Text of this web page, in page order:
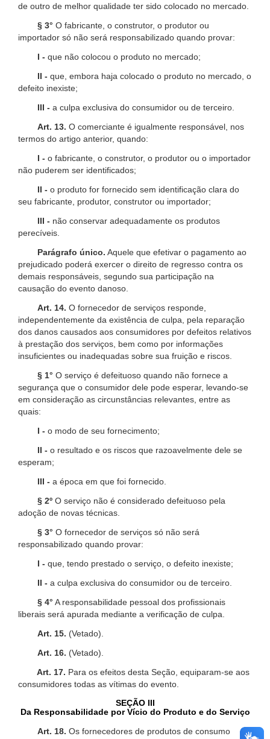
de outro de melhor qualidade ter sido colocado no mercado.
§ 3° O fabricante, o construtor, o produtor ou
importador só não será responsabilizado quando provar:
I - que não colocou o produto no mercado;
II - que, embora haja colocado o produto no mercado, o
defeito inexiste;
III - a culpa exclusiva do consumidor ou de terceiro.
Art. 13. O comerciante é igualmente responsável, nos
termos do artigo anterior, quando:
I - o fabricante, o construtor, o produtor ou o importador
não puderem ser identificados;
II - o produto for fornecido sem identificação clara do
seu fabricante, produtor, construtor ou importador;
III - não conservar adequadamente os produtos
perecíveis.
Parágrafo único. Aquele que efetivar o pagamento ao
prejudicado poderá exercer o direito de regresso contra os
demais responsáveis, segundo sua participação na
causação do evento danoso.
Art. 14. O fornecedor de serviços responde,
independentemente da existência de culpa, pela reparação
dos danos causados aos consumidores por defeitos relativos
à prestação dos serviços, bem como por informações
insuficientes ou inadequadas sobre sua fruição e riscos.
§ 1° O serviço é defeituoso quando não fornece a
segurança que o consumidor dele pode esperar, levando-se
em consideração as circunstâncias relevantes, entre as
quais:
I - o modo de seu fornecimento;
II - o resultado e os riscos que razoavelmente dele se
esperam;
III - a época em que foi fornecido.
§ 2º O serviço não é considerado defeituoso pela
adoção de novas técnicas.
§ 3° O fornecedor de serviços só não será
responsabilizado quando provar:
I - que, tendo prestado o serviço, o defeito inexiste;
II - a culpa exclusiva do consumidor ou de terceiro.
§ 4° A responsabilidade pessoal dos profissionais
liberais será apurada mediante a verificação de culpa.
Art. 15. (Vetado).
Art. 16. (Vetado).
Art. 17. Para os efeitos desta Seção, equiparam-se aos
consumidores todas as vítimas do evento.
SEÇÃO III
Da Responsabilidade por Vício do Produto e do Serviço
Art. 18. Os fornecedores de produtos de consumo